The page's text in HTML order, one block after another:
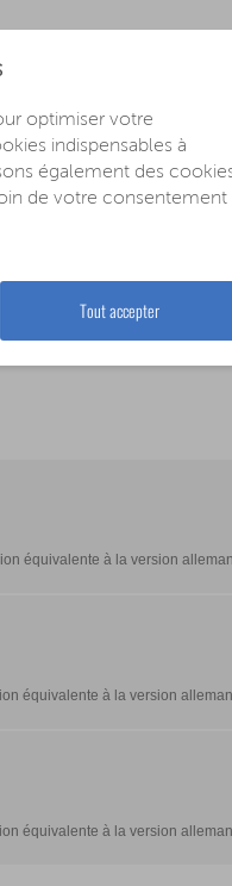
équivalente à la version
équivalente à la version
équivalente à la version
équivalente à la version
équivalente à la version
optimiser votre
indispensables à
également des
de votre consentement
Tout accepter